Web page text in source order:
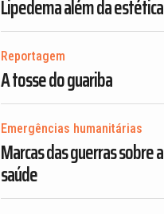
Lipedema além da estética
Reportagem
A tosse do guariba
Emergências humanitárias
Marcas das guerras sobre a
saúde